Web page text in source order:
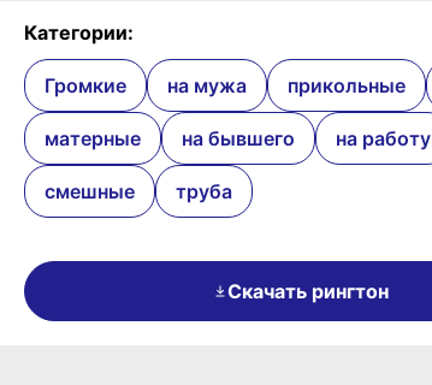
Категории:
Громкие на мужа прикольные
матерные на бывшего на работу
смешные труба
Скачать рингтон